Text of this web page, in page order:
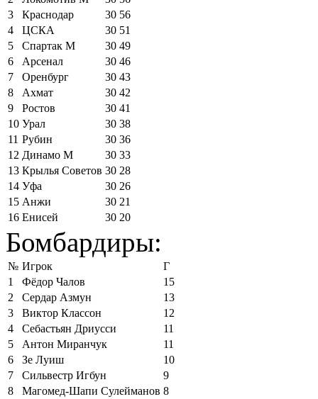
3
Краснодар 30 56
4
ЦСКА 30 51
5
Спартак М 30 49
6
Арсенал 30 46
7
Оренбург 30 43
8
Ахмат 30 42
9
Ростов 30 41
10 Урал 30 38
11 Рубин 30 36
12 Динамо М 30 33
13 Крылья Советов 30 28
14 Уфа 30 26
15 Анжи 30 21
16 Енисей 30 20
Бомбардиры:
№ Игрок
Г
1
Фёдор Чалов
15
2
Сердар Азмун
13
3
Виктор Классон
12
4
Себастьян Дриусси
11
5
Антон Миранчук
11
6
Зе Луиш
10
7
Сильвестр Игбун
9
8
Магомед-Шапи Сулейманов 8